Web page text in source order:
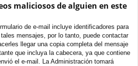
maliciosos de alguien en este
de e-mail incluye identificadores para
mensajes, por lo tanto, puede contactar
llegar una copia completa del mensaje
que incluya la cabecera, ya que contiene
el e-mail. La Administración tomará